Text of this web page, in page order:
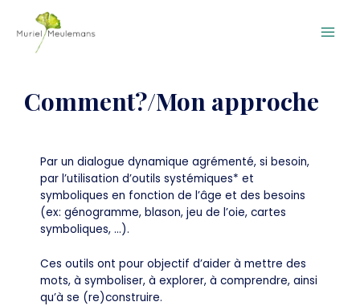
Comment?/Mon approche
Par un dialogue dynamique agrémenté, si besoin,
par l’utilisation d’outils systémiques* et
symboliques en fonction de l’âge et des besoins
(ex: génogramme, blason, jeu de l’oie, cartes
symboliques, ...).
Ces outils ont pour objectif d’aider à mettre des
mots, à symboliser, à explorer, à comprendre, ainsi
qu’à se (re)construire.